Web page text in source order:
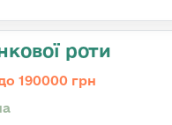
роти
190000 грн